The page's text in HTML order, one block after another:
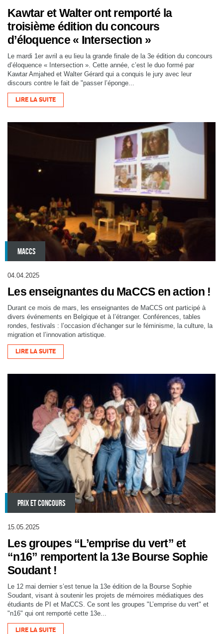
Kawtar et Walter ont remporté la
troisième édition du concours
d’éloquence « Intersection »
Le mardi 1er avril a eu lieu la grande finale de la 3e édition du concours
d’éloquence « Intersection ». Cette année, c’est le duo formé par
Kawtar Amjahed et Walter Gérard qui a conquis le jury avec leur
discours contre le fait de "passer l’éponge...
LIRE LA SUITE
MACCS
04.04.2025
Les enseignantes du MaCCS en action !
Durant ce mois de mars, les enseignantes de MaCCS ont participé à
divers événements en Belgique et à l’étranger. Conférences, tables
rondes, festivals : l’occasion d’échanger sur le féminisme, la culture, la
migration et l’innovation artistique.
LIRE LA SUITE
PRIX ET CONCOURS
15.05.2025
Les groupes “L’emprise du vert” et
“n16” remportent la 13e Bourse Sophie
Soudant !
Le 12 mai dernier s’est tenue la 13e édition de la Bourse Sophie
Soudant, visant à soutenir les projets de mémoires médiatiques des
étudiants de PI et MaCCS. Ce sont les groupes "L’emprise du vert" et
"n16" qui ont remporté cette 13e...
LIRE LA SUITE